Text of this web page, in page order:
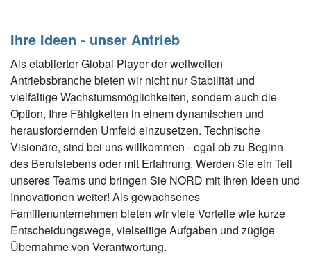
Ihre Ideen - unser Antrieb
Als etablierter Global Player der weltweiten
Antriebsbranche bieten wir nicht nur Stabilität und
vielfältige Wachstumsmöglichkeiten, sondern auch die
Option, Ihre Fähigkeiten in einem dynamischen und
herausfordernden Umfeld einzusetzen. Technische
Visionäre, sind bei uns willkommen - egal ob zu Beginn
des Berufslebens oder mit Erfahrung. Werden Sie ein Teil
unseres Teams und bringen Sie NORD mit Ihren Ideen und
Innovationen weiter! Als gewachsenes
Familienunternehmen bieten wir viele Vorteile wie kurze
Entscheidungswege, vielseitige Aufgaben und zügige
Übernahme von Verantwortung.